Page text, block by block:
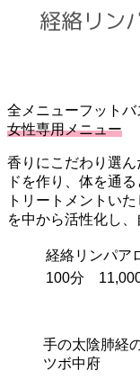
経絡リン
全メニューフットバ
女性専用メニュー
香りにこだわり選
ドを作り、体を通
トリートメントい
を中から活性化し
経絡リンパア
100分 11,000
手の太陰肺経
ツボ中府